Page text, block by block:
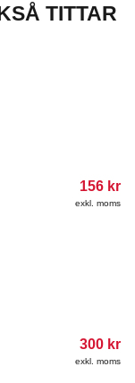
TITTAR
156 kr
exkl. moms
300 kr
exkl. moms